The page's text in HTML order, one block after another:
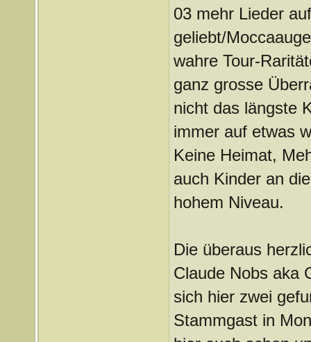
03 mehr Lieder
geliebt/
wahre Tour-
ganz grosse
nicht das längste
immer auf etwas
Keine Heimat,
auch Kinder an
hohem Niveau.
Die überaus
Claude Nobs aka
sich hier zwei
Stammgast in